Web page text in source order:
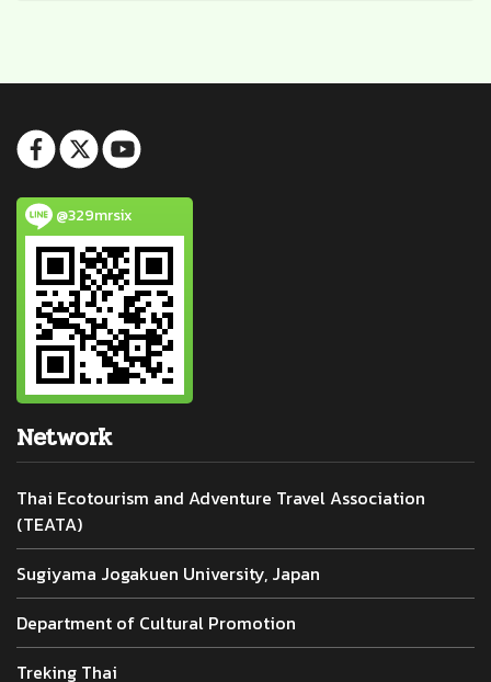
@329mrsix
Network
Thai Ecotourism and Adventure Travel Association
(TEATA)
Sugiyama Jogakuen University, Japan
Department of Cultural Promotion
Treking Thai